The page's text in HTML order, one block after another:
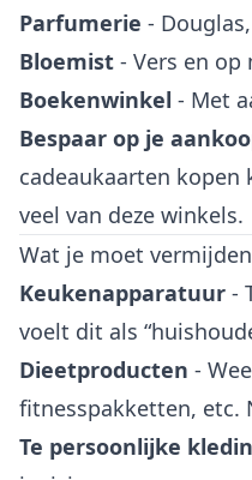
Parfumerie -
Bloemist - Vers en op
Boekenwinkel - Met
Bespaar op je
cadeaukaarten kopen
veel van deze winkels.
Wat je moet vermijden
Keukenapparatuur -
voelt dit als
Dieetproducten -
fitnesspakketten, etc.
Te persoonlijke